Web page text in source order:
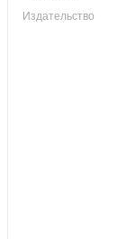
Издательство